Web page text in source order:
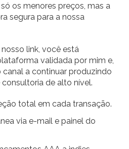
os menores preços, mas a
segura para a nossa
link, você está
validada por mim e,
canal a continuar produzindo
de alto nível.
total em cada transação.
via e-mail e painel do